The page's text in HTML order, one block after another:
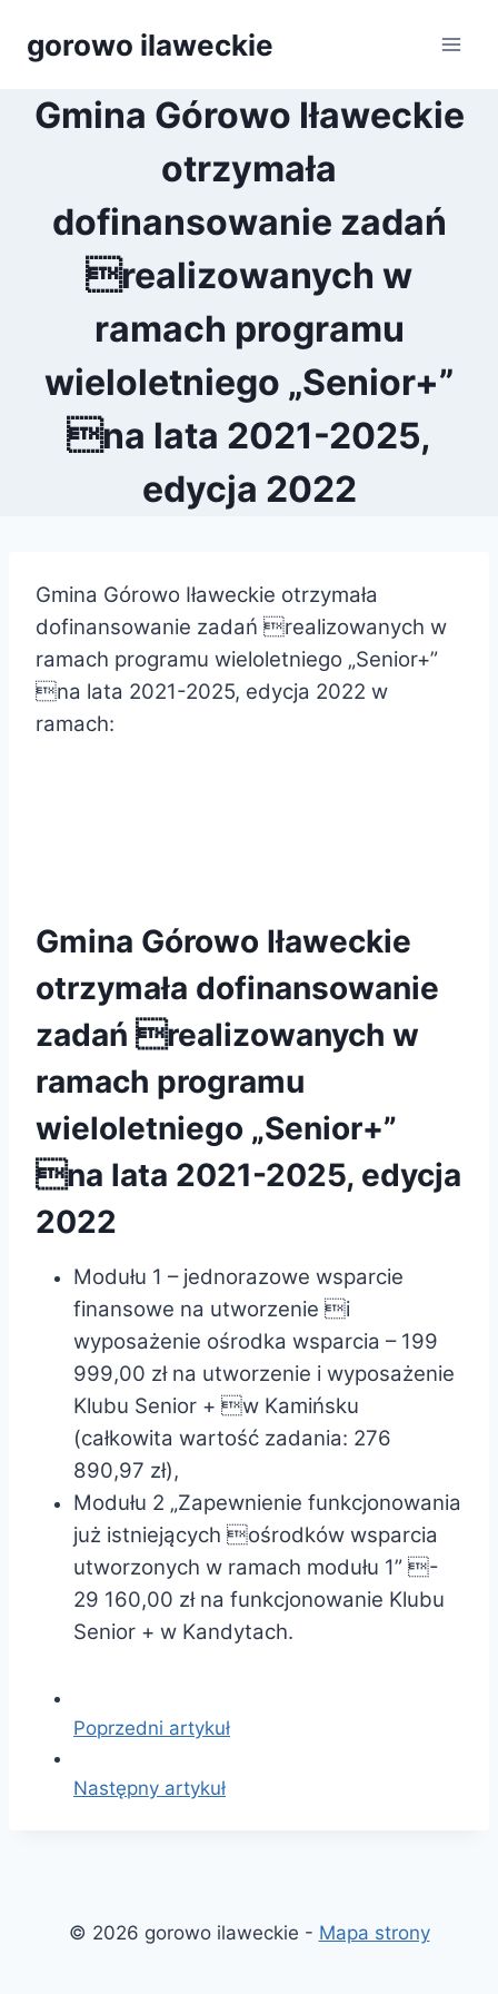
gorowo ilaweckie
Gmina Górowo Iławeckie
otrzymała
dofinansowanie zadań
realizowanych w
ramach programu
wieloletniego „Senior+”
na lata 2021-2025,
edycja 2022
Gmina Górowo Iławeckie otrzymała
dofinansowanie zadań realizowanych w
ramach programu wieloletniego „Senior+”
na lata 2021-2025, edycja 2022 w
ramach:
Gmina Górowo Iławeckie
otrzymała dofinansowanie
zadań realizowanych w
ramach programu
wieloletniego „Senior+”
na lata 2021-2025, edycja
2022
Modułu 1 – jednorazowe wsparcie
finansowe na utworzenie i
wyposażenie ośrodka wsparcia – 199
999,00 zł na utworzenie i wyposażenie
Klubu Senior + w Kamińsku
(całkowita wartość zadania: 276
890,97 zł),
Modułu 2 „Zapewnienie funkcjonowania
już istniejących ośrodków wsparcia
utworzonych w ramach modułu 1” -
29 160,00 zł na funkcjonowanie Klubu
Senior + w Kandytach.
Poprzedni artykuł
Następny artykuł
© 2026 gorowo ilaweckie - Mapa strony